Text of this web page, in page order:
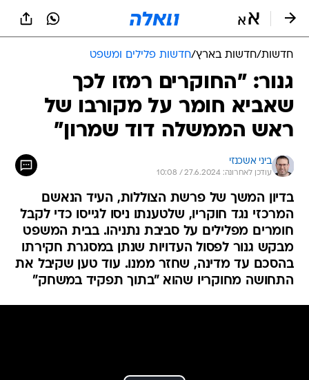
חדשות/חדשות בארץ/חדשות פלילים ומשפט
גנור: "החוקרים רמזו לכך
שאביא חומר על מקורבו של
ראש הממשלה דוד שמרון"
ביני אשכנזי
עודכן לאחרונה: 27.6.2024 / 10:08
בדיון המשך של פרשת הצוללות, העיד הנאשם
המרכזי נגד חוקריו, שלטענתו ניסו לגייסו כדי לקבל
חומרים מפלילים על סביבת נתניהו. בבית המשפט
מבקש גנור לפסול העדויות שנתן במסגרת חקירתו
בהסכם עד מדינה, שחזר ממנו. עוד טען שקיבל את
התחושה מחוקריו שהוא "בתוך תפקיד במשחק"